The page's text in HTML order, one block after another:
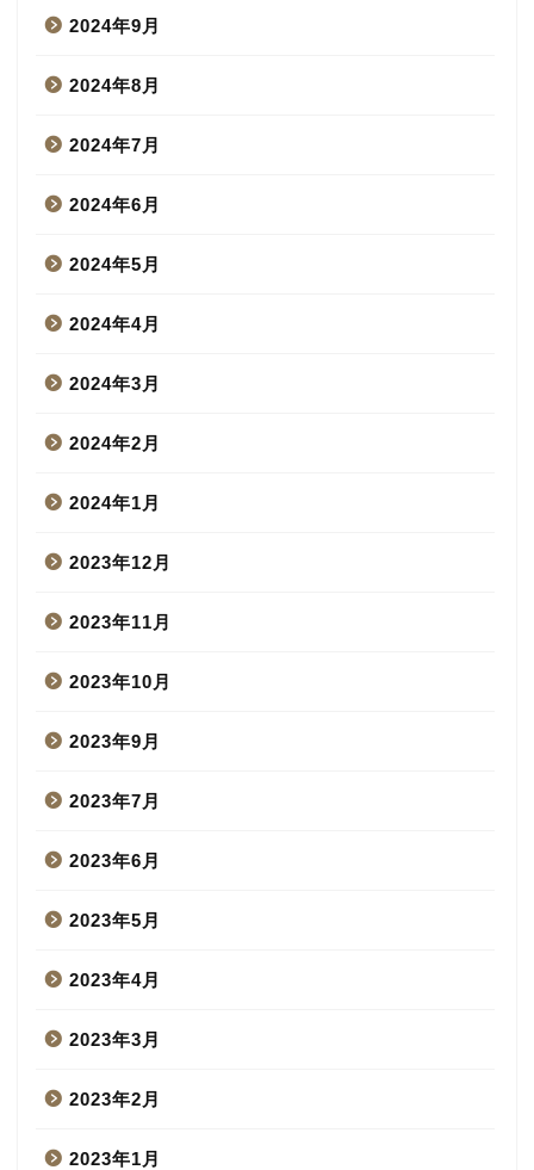
2024年9月
2024年8月
2024年7月
2024年6月
2024年5月
2024年4月
2024年3月
2024年2月
2024年1月
2023年12月
2023年11月
2023年10月
2023年9月
2023年7月
2023年6月
2023年5月
2023年4月
2023年3月
2023年2月
2023年1月